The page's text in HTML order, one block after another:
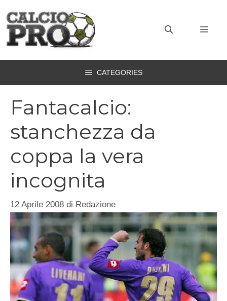
contenuto
CATEGORIES
Fantacalcio:
stanchezza da
coppa la vera
incognita
12 Aprile 2008 di Redazione